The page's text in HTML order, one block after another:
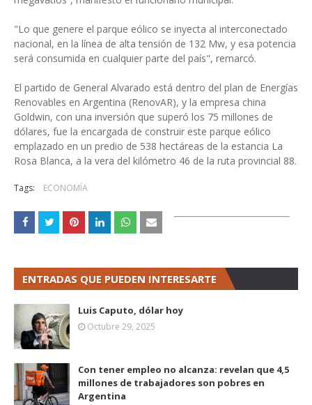
"Lo que genere el parque eólico se inyecta al interconectado
nacional, en la línea de alta tensión de 132 Mw, y esa potencia
será consumida en cualquier parte del país", remarcó.
El partido de General Alvarado está dentro del plan de Energías
Renovables en Argentina (RenovAR), y la empresa china
Goldwin, con una inversión que superó los 75 millones de
dólares, fue la encargada de construir este parque eólico
emplazado en un predio de 538 hectáreas de la estancia La
Rosa Blanca, a la vera del kilómetro 46 de la ruta provincial 88.
Tags: ECONOMÍA
ENTRADAS QUE PUEDEN INTERESARTE
Luis Caputo, dólar hoy
Octubre 29, 2025
Con tener empleo no alcanza: revelan que 4,5
millones de trabajadores son pobres en
Argentina